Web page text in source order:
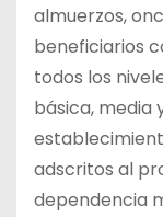
almuerzos,
beneficiarios
todos los
básica, media
adscritos al
dependencia